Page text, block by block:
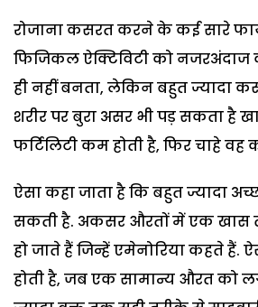
रोजाना कसरत करने के कई सारे
फिजिकल ऐक्टिविटी को
ही नहीं बनता, लेकिन बहुत ज्यादा
शरीर पर बुरा असर भी पड़ सकता है
फर्टिलिटी कम होती है, फिर चाहे वह
ऐसा कहा जाता है कि बहुत ज्यादा
सकती है. अकसर औरतों में एक खास
हो जाते हैं जिन्हें एमेनोरिया कहते हैं.
होती है, जब एक सामान्य औरत को